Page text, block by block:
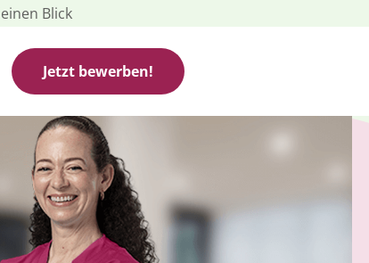
Blick
Jetzt bewerben!